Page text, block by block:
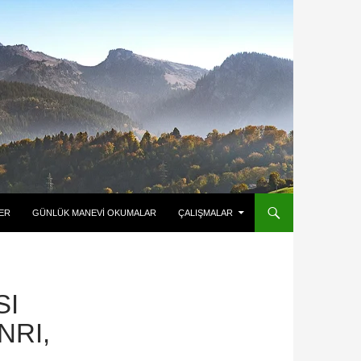
GÜNLÜK MANEVI OKUMALAR ÇALIŞMALAR